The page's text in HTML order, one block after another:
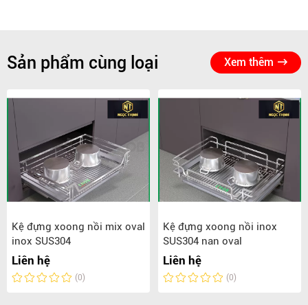
Sản phẩm cùng loại Xem thêm
Kệ đựng xoong nồi mix oval
inox SUS304
Liên hệ
(0)
Kệ đựng xoong nồi inox
SUS304 nan oval
Liên hệ
(0)